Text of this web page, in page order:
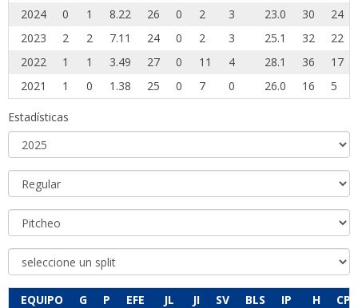
2024
0 1 8.22 26 0 2 3 23.0 30
24
2023
2 2 7.11 24 0 2 3 25.1 32
22
2022
1 1 3.49 27 0 11 4 28.1 36
17
2021
1 0 1.38 25 0 7 0 26.0 16 5
Estadísticas
EQUIPO G P EFE JL JI SV BLS IP H
CP